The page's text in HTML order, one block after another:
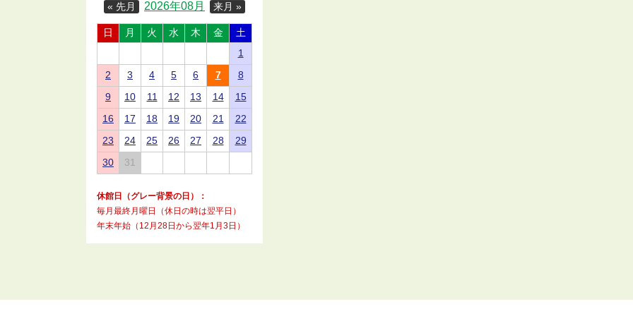
« 先月 来月 »
2026年08月
日 月 火 水 木 金
土
1
2 3 4 5 6 7 8
9 10 11 12 13 14 15
16 17 18 19 20 21 22
23 24 25 26 27 28 29
30 31
休館日（グレー背景の日）：
毎月最終月曜日（休日の時は翌平日）
年末年始（12月28日から翌年1月3日）